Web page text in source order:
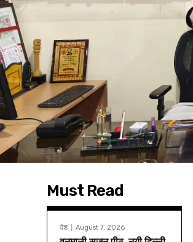
Must Read
देश August 7, 2026